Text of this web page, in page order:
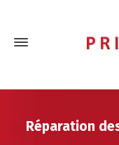
Réparation